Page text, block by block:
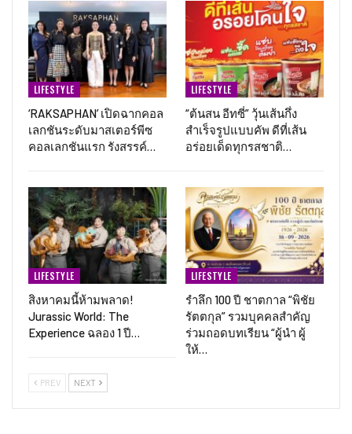
LIFESTYLE
‘RAKSAPHAN’ เปิดฉากคอล
เลกชันระดับมาสเตอร์พีซ
คอลเลกชันแรก รังสรรค์…
LIFESTYLE
“ต้นสน อีทซี่” วุ้นเส้นกึ่ง
สำเร็จรูปแบบคัพ ดีที่เส้น
อร่อยเด็ดทุกรสชาติ…
LIFESTYLE
สิงหาคมนี้ห้ามพลาด!
Jurassic World: The
Experience ฉลอง 1 ปี…
LIFESTYLE
รำลึก 100 ปี ชาตกาล “พิชัย
รัตตกุล” รวมบุคคลสำคัญ
ร่วมถอดบทเรียน “ผู้นำ ผู้
ให้…
PREV NEXT